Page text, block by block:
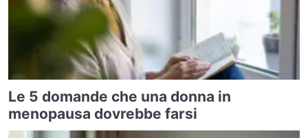
Le 5 domande che una donna in
menopausa dovrebbe farsi